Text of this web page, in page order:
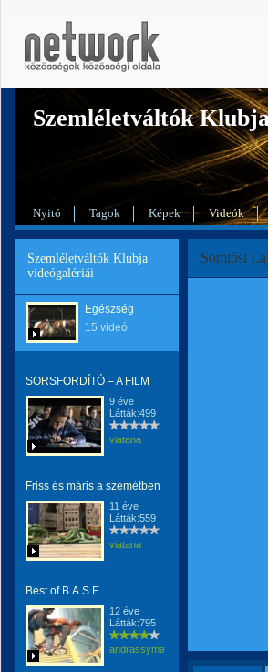
Szemléletváltók
Nyitó Tagok Képek Videók
Szemléletváltók Klubja
videógalériái
Egészség
15 videó
SORSFORDÍTÓ – A FILM
9 éve
Látták:499
viatana
Friss és máris a szemétben
11 éve
Látták:559
viatana
Best of B.A.S.E
12 éve
Látták:795
andrassymariann
Somlósi